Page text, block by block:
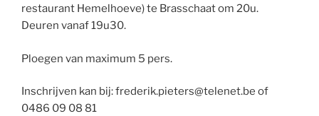
restaurant Hemelhoeve) te Brasschaat om 20u.
Deuren vanaf 19u30.
Ploegen van maximum 5 pers.
Inschrijven kan bij: frederik.pieters@telenet.be of
0486 09 08 81